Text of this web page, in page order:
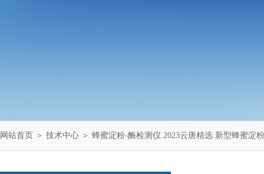
网站首页 ＞ 技术中心 ＞ 蜂蜜淀粉-酶检测仪.2023云唐精选.新型蜂蜜淀